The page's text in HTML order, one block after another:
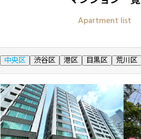
Apartment list
中央区 渋谷区 港区 目黒区 荒川区